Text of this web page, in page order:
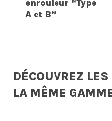
enrouleur “Type
A et B”
DÉCOUVREZ
LA MÊME